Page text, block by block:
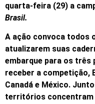
quarta-feira (29) a
Brasil.
A ação convoca todos
atualizarem suas
embarque para os três
receber a competição,
Canadá e México.
territórios concentram